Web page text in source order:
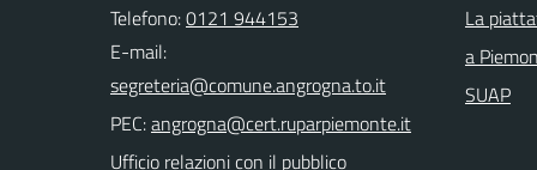
Telefono:0121 944153
E-mail:
PEC:
Ufficio relazioni con il pubblico
La
a
SUAP